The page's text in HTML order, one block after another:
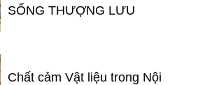
SỐNG THƯỢNG LƯU
Chất cảm Vật liệu trong Nội